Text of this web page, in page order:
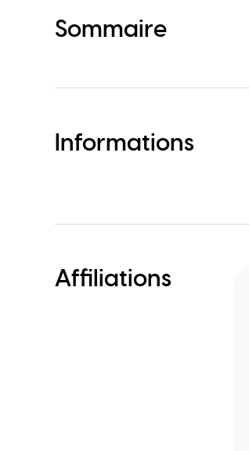
Sommaire
Informations
Affiliations